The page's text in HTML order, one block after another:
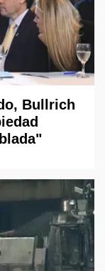
Bullrich